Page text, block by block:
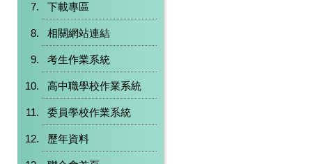
下載專區
相關網站連結
考生作業系統
高中職學校作業系統
委員學校作業系統
歷年資料